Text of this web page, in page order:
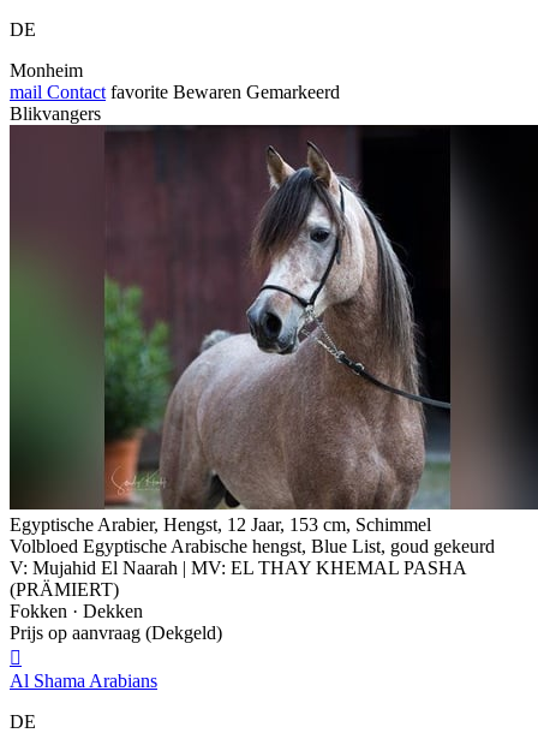
DE
Monheim
mail Contact favorite Bewaren Gemarkeerd
Blikvangers
Egyptische Arabier, Hengst, 12 Jaar, 153 cm, Schimmel
Volbloed Egyptische Arabische hengst, Blue List, goud gekeurd
V: Mujahid El Naarah | MV: EL THAY KHEMAL PASHA
(PRÄMIERT)
Fokken · Dekken
Prijs op aanvraag (Dekgeld)

Al Shama Arabians
DE